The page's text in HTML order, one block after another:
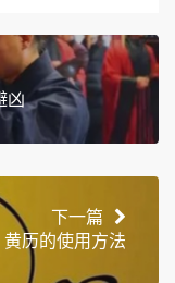
凶
下一篇
历的使用方法